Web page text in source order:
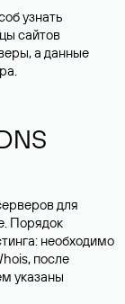
узнать
сайтов
а данные
для
Порядок
необходимо
после
указаны